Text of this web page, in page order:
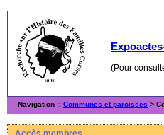
(Pour
Navigation :: Communes et paroisses >